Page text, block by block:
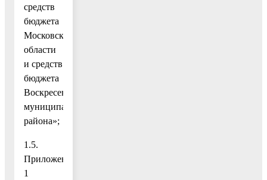
средств
бюджета
Московской
области
и средств
бюджета
Воскресенского
муниципального
района»;
1.5.
Приложение
1